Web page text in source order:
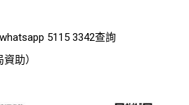
5115 3342查詢
助）